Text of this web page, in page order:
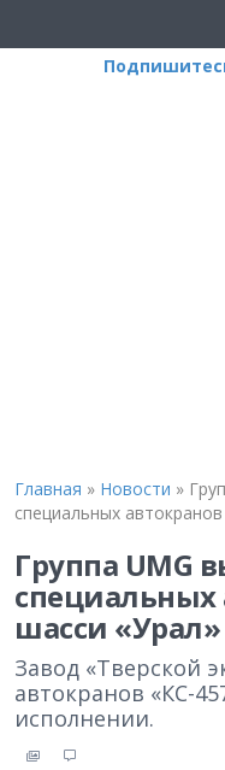
Главная » Новости »
специальных
Группа UMG
специальных
шасси «Урал»
Завод «Тверской
автокранов «КС-
исполнении.